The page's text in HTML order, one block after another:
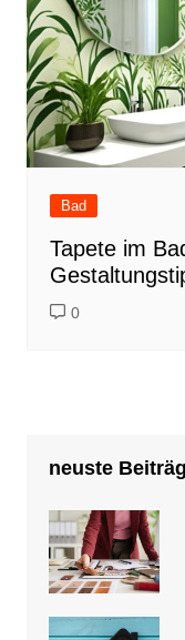
Bad
Tapete im
0
neuste